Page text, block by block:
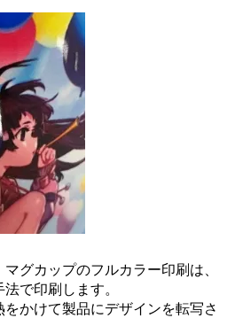
グカップのフルカラー印刷は、
で印刷します。
かけて製品にデザインを転写さ